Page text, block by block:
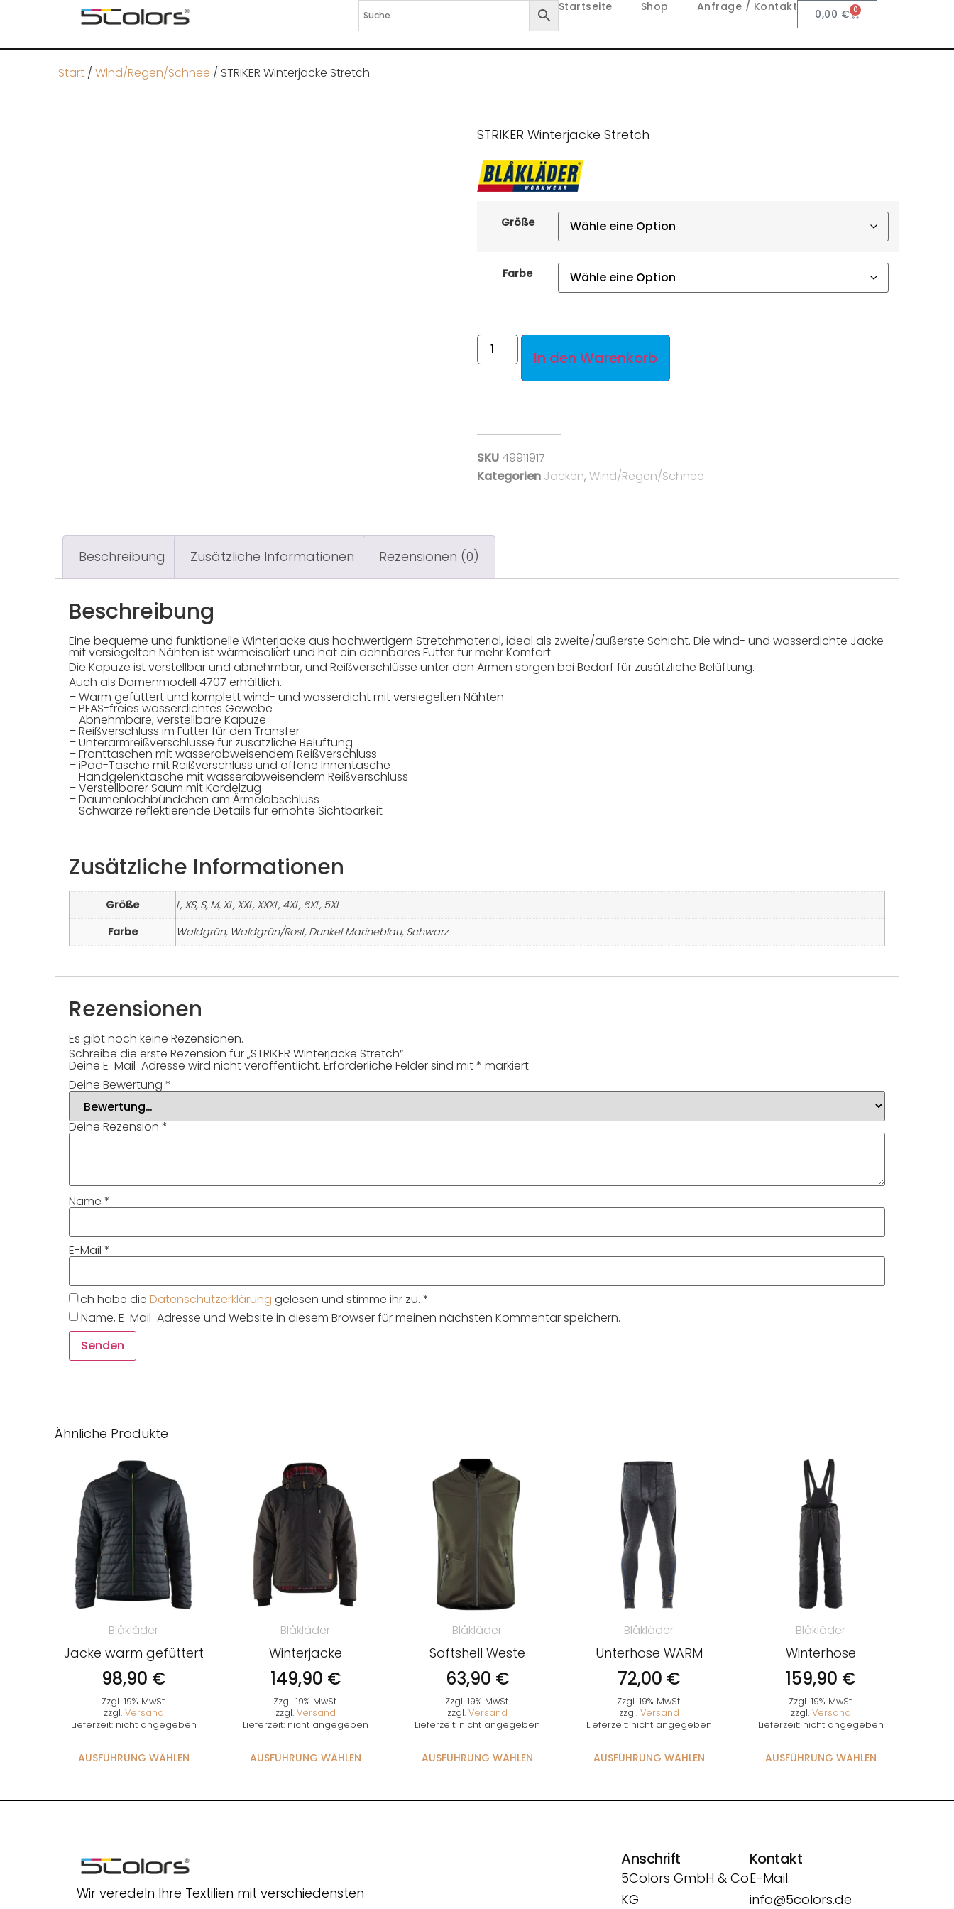
Startseite Shop Anfrage / Kontakt
0,00 € 0
Start / Wind/Regen/Schnee / STRIKER Winterjacke Stretch
STRIKER Winterjacke Stretch
Größe
Farbe
In den Warenkorb
SKU 49911917
Kategorien Jacken, Wind/Regen/Schnee
Beschreibung Zusätzliche Informationen Rezensionen (0)
Beschreibung
Eine bequeme und funktionelle Winterjacke aus hochwertigem Stretchmaterial, ideal als zweite/außerste Schicht. Die wind- und wasserdichte Jacke
mit versiegelten Nähten ist wärmeisoliert und hat ein dehnbares Futter für mehr Komfort.
Die Kapuze ist verstellbar und abnehmbar, und Reißverschlüsse unter den Armen sorgen bei Bedarf für zusätzliche Belüftung.
Auch als Damenmodell 4707 erhältlich.
– Warm gefüttert und komplett wind- und wasserdicht mit versiegelten Nähten
– PFAS-freies wasserdichtes Gewebe
– Abnehmbare, verstellbare Kapuze
– Reißverschluss im Futter für den Transfer
– Unterarmreißverschlüsse für zusätzliche Belüftung
– Fronttaschen mit wasserabweisendem Reißverschluss
– iPad-Tasche mit Reißverschluss und offene Innentasche
– Handgelenktasche mit wasserabweisendem Reißverschluss
– Verstellbarer Saum mit Kordelzug
– Daumenlochbündchen am Ärmelabschluss
– Schwarze reflektierende Details für erhöhte Sichtbarkeit
Zusätzliche Informationen
Größe
L, XS, S, M, XL, XXL, XXXL, 4XL, 6XL, 5XL
Farbe
Waldgrün, Waldgrün/Rost, Dunkel Marineblau, Schwarz
Rezensionen
Es gibt noch keine Rezensionen.
Schreibe die erste Rezension für „STRIKER Winterjacke Stretch“
Deine E-Mail-Adresse wird nicht veröffentlicht. Erforderliche Felder sind mit* markiert
Deine Bewertung *
Deine Rezension*
Name *
E-Mail *
Ich habe die Datenschutzerklärung gelesen und stimme ihr zu. *
Name, E-Mail-Adresse und Website in diesem Browser für meinen nächsten Kommentar speichern.
Ähnliche Produkte
Blåkläder
Jacke warm gefüttert
98,90 €
Zzgl. 19% MwSt.
zzgl. Versand
Lieferzeit: nicht angegeben
AUSFÜHRUNG WÄHLEN
Blåkläder
Winterjacke
149,90 €
Zzgl. 19% MwSt.
zzgl. Versand
Lieferzeit: nicht angegeben
AUSFÜHRUNG WÄHLEN
Blåkläder
Softshell Weste
63,90 €
Zzgl. 19% MwSt.
zzgl. Versand
Lieferzeit: nicht angegeben
AUSFÜHRUNG WÄHLEN
Blåkläder
Unterhose WARM
72,00 €
Zzgl. 19% MwSt.
zzgl. Versand
Lieferzeit: nicht angegeben
AUSFÜHRUNG WÄHLEN
Blåkläder
Winterhose
159,90 €
Zzgl. 19% MwSt.
zzgl. Versand
Lieferzeit: nicht angegeben
AUSFÜHRUNG WÄHLEN
Wir veredeln Ihre Textilien mit verschiedensten
Anschrift
5Colors GmbH & Co
KG
Kontakt
E-Mail:
info@5colors.de